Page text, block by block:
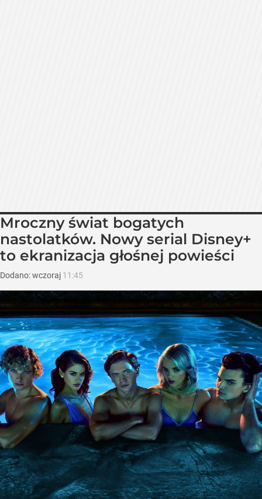
Mroczny świat bogatych
nastolatków. Nowy serial Disney+
to ekranizacja głośnej powieści
Dodano:wczoraj 11:45